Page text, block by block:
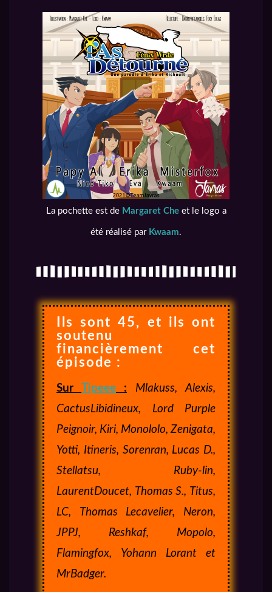
La pochette est de Margaret Cheet le logo a
été réalisé par Kwaam.
Ils sont 45, et ils ont
soutenu
financièrement cet
épisode :
Sur Tipeee :
Mlakuss, Alexis,
CactusLibidineux, Lord Purple
Peignoir, Kiri, Monololo, Zenigata,
Yotti, Itineris, Sorenran, Lucas D.,
Stellatsu, Ruby-lin,
LaurentDoucet, Thomas S., Titus,
LC, Thomas Lecavelier, Neron,
JPPJ, Reshkaf, Mopolo,
Flamingfox, Yohann Lorant et
MrBadger.